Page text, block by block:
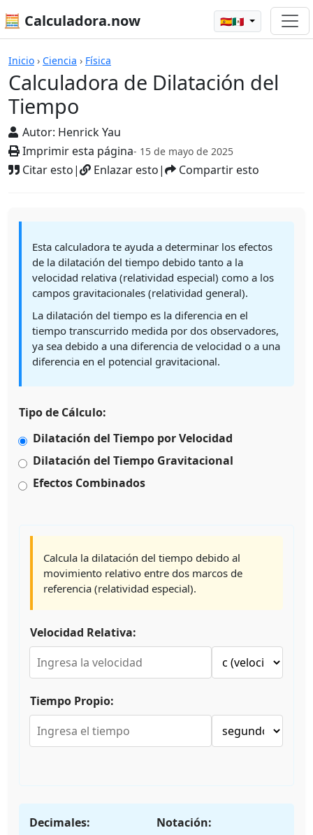
🧮 Calculadora.now 🇪🇸🇲🇽
Inicio › Ciencia › Física
Calculadora de Dilatación del
Tiempo
Autor: Henrick Yau
Imprimir esta página- 15 de mayo de 2025
Citar esto| Enlazar esto| Compartir esto
Calculadoras
Esta calculadora te ayuda a determinar los efectos
de la dilatación del tiempo debido tanto a la
velocidad relativa (relatividad especial) como a los
campos gravitacionales (relatividad general).
La dilatación del tiempo es la diferencia en el
tiempo transcurrido medida por dos observadores,
ya sea debido a una diferencia de velocidad o a una
diferencia en el potencial gravitacional.
Tipo de Cálculo:
Dilatación del Tiempo por Velocidad
Dilatación del Tiempo Gravitacional
Efectos Combinados
Calcula la dilatación del tiempo debido al
movimiento relativo entre dos marcos de
referencia (relatividad especial).
Velocidad Relativa:
Tiempo Propio:
Decimales: Notación: